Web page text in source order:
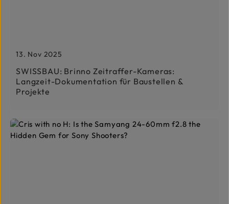
13. Nov 2025
SWISSBAU: Brinno Zeitraffer-Kameras:
Langzeit-Dokumentation für Baustellen &
Projekte